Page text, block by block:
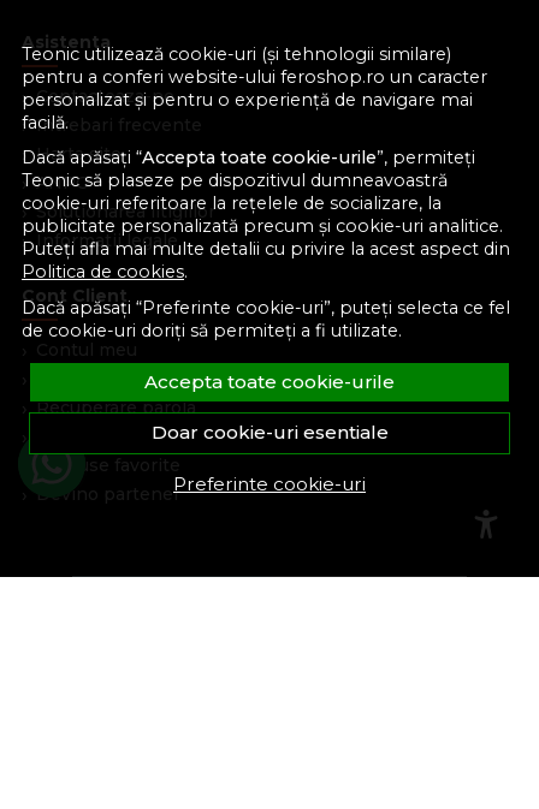
Teonic utilizează cookie-uri (și tehnologii similare)
pentru a conferi website-ului feroshop.ro un caracter
personalizat și pentru o experiență de navigare mai
facilă.
Dacă apăsați “Accepta toate cookie-urile”, permiteți
Teonic să plaseze pe dispozitivul dumneavoastră
cookie-uri referitoare la rețelele de socializare, la
publicitate personalizată precum și cookie-uri analitice.
Puteți afla mai multe detalii cu privire la acest aspect din
Politica de cookies.
Dacă apăsați “Preferinte cookie-uri”, puteți selecta ce fel
de cookie-uri doriți să permiteți a fi utilizate.
Accepta toate cookie-urile
Doar cookie-uri esentiale
Preferinte cookie-uri
Asistenta
Contacteaza-ne
Intrebari frecvente
Harta site
ANPC
Solutionarea litigiilor
Informatii legale
Cont Client
Contul meu
Recuperare parola
Istoric comenzi
Produse favorite
Devino partener